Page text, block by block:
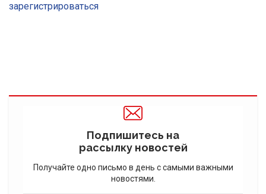
зарегистрироваться
Подпишитесь на
рассылку новостей
Получайте одно письмо в день с самыми важными
новостями.